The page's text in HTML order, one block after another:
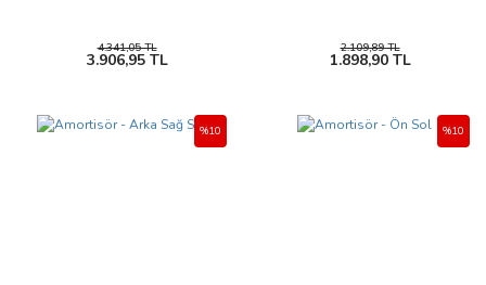
4.341,05 TL
3.906,95 TL
2.109,89 TL
1.898,90 TL
%10 %10